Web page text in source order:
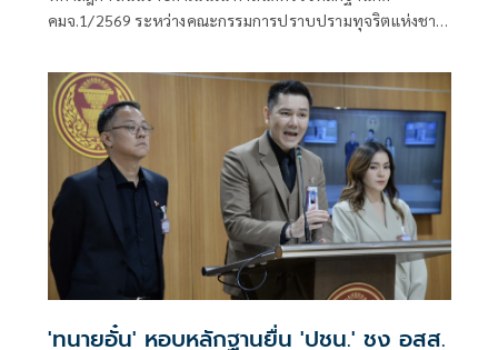
คมจ.1/2569 ระหว่างคณะกรรมการปราบปรามทุจริตแห่งชาติ
'ทนายอั๋น' หอบหลักฐานยื่น 'ปชน.' ชง อสส.